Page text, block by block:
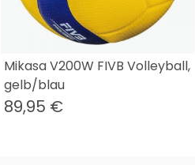
Mikasa V200W FIVB Volleyball,
gelb/blau
89,95 €